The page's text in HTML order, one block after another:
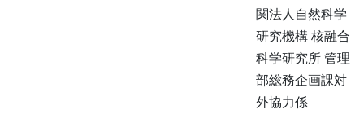
関法人自然科学
研究機構 核融合
科学研究所 管理
部総務企画課対
外協力係